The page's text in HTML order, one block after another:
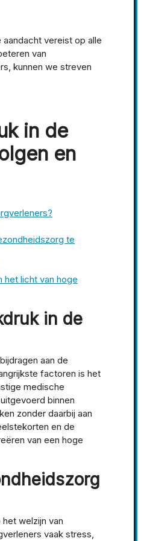
vereist op alle
van
kunnen we streven
in de
en
te
het licht van hoge
in de
aan de
factoren is het
medische
binnen
zonder daarbij aan
en de
van een hoge
welzijn van
vaak stress,